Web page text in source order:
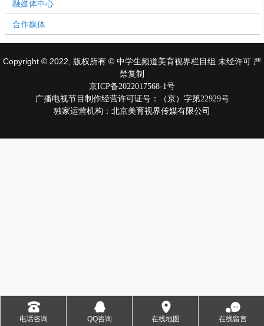
融媒体中心
合作媒体
Copyright © 2022, 版权所有 © 中学生频道美育视界栏目组 未经许可 严
禁复制
京ICP备2022017568-1号
广播电视节目制作经营许可证号：（京）字第22929号
独家运营机构：北京美育视界传媒有限公司
󰇯
电话咨询
󰇇
QQ咨询
󰅊
在线地图
󰂮
在线留言